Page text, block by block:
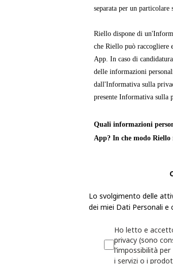
separata per un
Riello dispone di
che Riello può raccogliere
App. In caso di
delle informazioni
dall'Informativa sulla
presente Informativa sulla
Quali informazioni
App? In che modo
identificabile o può
propri siti Web e app.
possibilità di decidere se
Informazioni personali
Lo svolgimento delle
dei miei Dati Personali e
Ho letto e
privacy (sono
l’impossibilità
i servizi o i